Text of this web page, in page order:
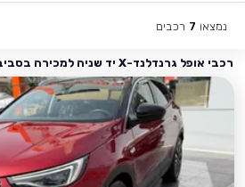
נמצאו 7 רכבים
רכבי אופל גרנדלנד-X יד שניה למכירה בסביבת פרדס חנה כרכור